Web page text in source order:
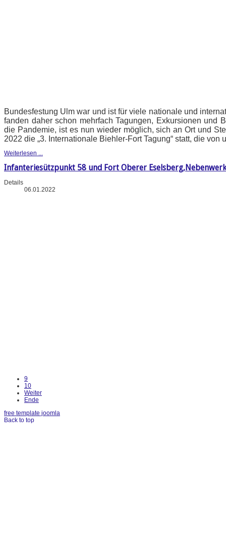
Bundesfestung Ulm war und ist für viele nationale und
fanden daher schon mehrfach Tagungen, Exkursionen und
die Pandemie, ist es nun wieder möglich, sich an Ort und
2022 die „3. Internationale Biehler-Fort Tagung“ statt, die von
Weiterlesen ...
Infanteriesützpunkt 58 und Fort Oberer
Details
06.01.2022
9
10
Weiter
Ende
free template joomla
Back to top